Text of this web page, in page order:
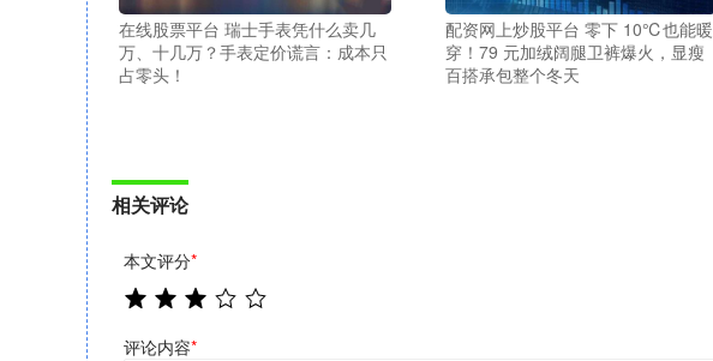
在线股票平台 瑞士手表凭什么卖几
万、十几万？手表定价谎言：成本只
占零头！
配资网上炒股平台 零下 10℃也能暖
穿！79 元加绒阔腿卫裤爆火，显瘦
百搭承包整个冬天
相关评论
本文评分*
评论内容*